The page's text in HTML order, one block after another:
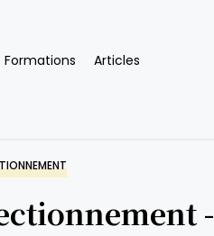
Formations Articles